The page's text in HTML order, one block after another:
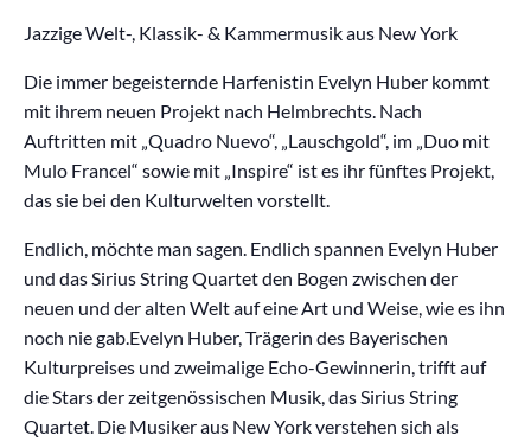
Jazzige Welt-, Klassik- & Kammermusik aus New York
Die immer begeisternde Harfenistin Evelyn Huber kommt
mit ihrem neuen Projekt nach Helmbrechts. Nach
Auftritten mit „Quadro Nuevo“, „Lauschgold“, im „Duo mit
Mulo Francel“ sowie mit „Inspire“ ist es ihr fünftes Projekt,
das sie bei den Kulturwelten vorstellt.
Endlich, möchte man sagen. Endlich spannen Evelyn Huber
und das Sirius String Quartet den Bogen zwischen der
neuen und der alten Welt auf eine Art und Weise, wie es ihn
noch nie gab.Evelyn Huber, Trägerin des Bayerischen
Kulturpreises und zweimalige Echo-Gewinnerin, trifft auf
die Stars der zeitgenössischen Musik, das Sirius String
Quartet. Die Musiker aus New York verstehen sich als